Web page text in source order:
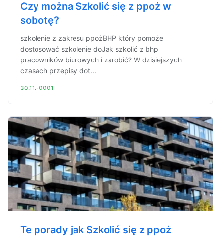
Czy można Szkolić się z ppoż w
sobotę?
szkolenie z zakresu ppożBHP który pomoże
dostosować szkolenie doJak szkolić z bhp
pracowników biurowych i zarobić? W dzisiejszych
czasach przepisy dot...
30.11.-0001
Te porady jak Szkolić się z ppoż